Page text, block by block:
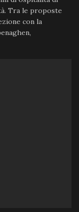
Tra le proposte
con la